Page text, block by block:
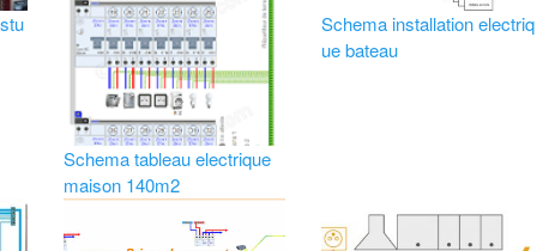
Schema tableau electrique
maison 140m2
Schema installation electriq
ue bateau